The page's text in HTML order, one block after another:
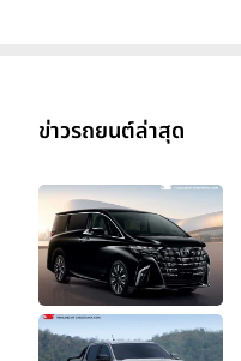
ข่าวรถยนต์ล่าสุด